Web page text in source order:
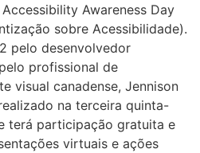
Awareness Day
sobre Acessibilidade).
pelo desenvolvedor
profissional de
visual canadense, Jennison
na terceira quinta-
terá participação gratuita e
virtuais e ações